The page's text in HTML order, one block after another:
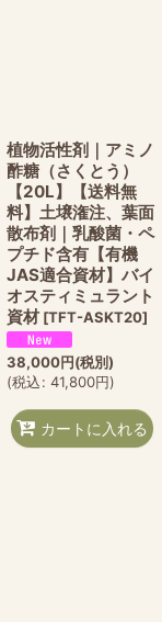
植物活性剤｜アミノ
酢糖（さくとう）
【20L】【送料無
料】土壌潅注、葉面
散布剤｜乳酸菌・ペ
プチド含有【有機
JAS適合資材】バイ
オスティミュラント
資材 [TFT-ASKT20]
38,000円(税別)
(税込: 41,800円)
カートに入れる